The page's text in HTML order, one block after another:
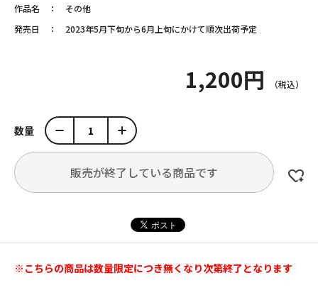
作品名
その他
発売日
2023年5月下旬から6月上旬にかけて順次出荷予定
1,200円
数量
販売が終了している商品です
※こちらの商品は数量限定につき無くなり次第終了となります